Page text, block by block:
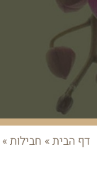
דף הבית» חבילות»